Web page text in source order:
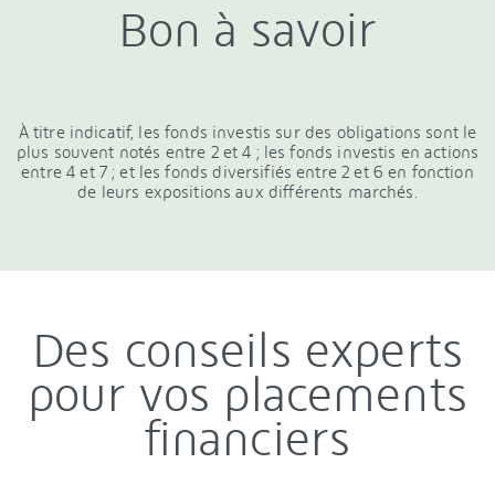
Bon à savoir
À titre indicatif, les fonds investis sur des obligations sont le
plus souvent notés entre 2 et 4 ; les fonds investis en actions
entre 4 et 7 ; et les fonds diversifiés entre 2 et 6 en fonction
de leurs expositions aux différents marchés.
Des conseils experts
pour vos placements
financiers